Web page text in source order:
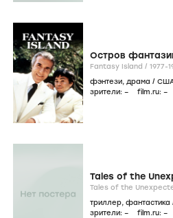
Остров
Fantasy Island / 1977-
фэнтези, драма /
зрители: – film.ru: –
Tales of the
триллер, фантастика
зрители: – film.ru: –